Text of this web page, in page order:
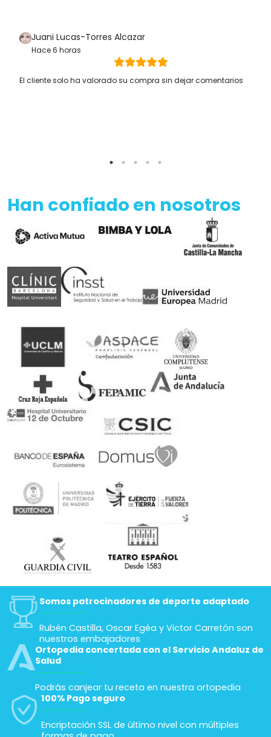
Juani Lucas-Torres Alcazar
Hace 6 horas
El cliente solo ha valorado su compra sin dejar comentarios
Han confiado en nosotros
Somos patrocinadores de deporte adaptado
Rubén Castilla, Oscar Egéa y Victor Carretón son
nuestros embajadores
Ortopedia concertada con el Servicio Andaluz de
Salud
Podrás canjear tu receta en nuestra ortopedia
100% Pago seguro
Encriptación SSL de último nivel con múltiples